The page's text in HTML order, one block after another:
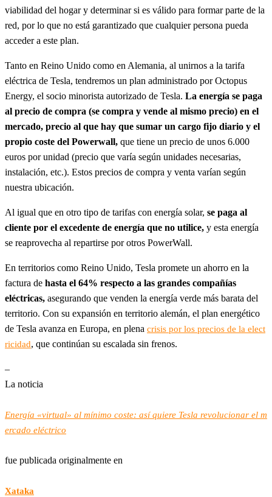
viabilidad del hogar y determinar si es válido para formar parte de la
red, por lo que no está garantizado que cualquier persona pueda
acceder a este plan.
Tanto en Reino Unido como en Alemania, al unirnos a la tarifa
eléctrica de Tesla, tendremos un plan administrado por Octopus
Energy, el socio minorista autorizado de Tesla. La energía se paga
al precio de compra (se compra y vende al mismo precio) en el
mercado, precio al que hay que sumar un cargo fijo diario y el
propio coste del Powerwall, que tiene un precio de unos 6.000
euros por unidad (precio que varía según unidades necesarias,
instalación, etc.). Estos precios de compra y venta varían según
nuestra ubicación.
Al igual que en otro tipo de tarifas con energía solar, se paga al
cliente por el excedente de energía que no utilice, y esta energía
se reaprovecha al repartirse por otros PowerWall.
En territorios como Reino Unido, Tesla promete un ahorro en la
factura de hasta el 64% respecto a las grandes compañías
eléctricas, asegurando que venden la energía verde más barata del
territorio. Con su expansión en territorio alemán, el plan energético
de Tesla avanza en Europa, en plena crisis por los precios de la elect
ricidad, que continúan su escalada sin frenos.
–
La noticia
Energía «virtual» al mínimo coste: así quiere Tesla revolucionar el m
ercado eléctrico
fue publicada originalmente en
Xataka